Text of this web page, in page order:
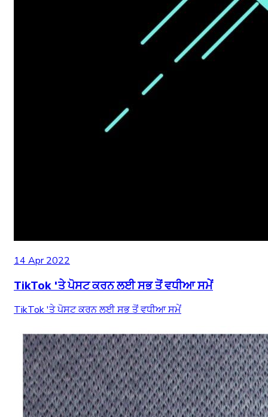
14 Apr 2022
TikTok 'ਤੇ ਪੋਸਟ ਕਰਨ ਲਈ ਸਭ ਤੋਂ ਵਧੀਆ ਸਮੇਂ
TikTok 'ਤੇ ਪੋਸਟ ਕਰਨ ਲਈ ਸਭ ਤੋਂ ਵਧੀਆ ਸਮੇਂ